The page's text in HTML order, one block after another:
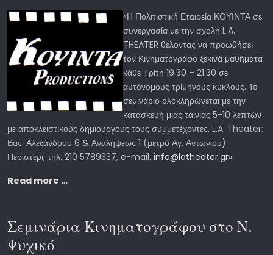
«Η Πολιτιστική Εταιρεία ΚΟΥΙΝΤΑ σε
συνεργασία με την σχολή L.A.
THEATER θέλοντας να προωθήσει
τον Κινηματογράφο ξεκινά μαθήματα
κάθε Τρίτη 19.30 – 21.30 σε
αυτόνομους τρίμηνους κύκλους. Το
σεμινάριο ολοκληρώνεται με την
κατασκευή μίας ταινίας 5-10 λεπτών
με αποκλειστικούς δημιουργούς τους συμμετέχοντες. L.A. Theater:
Βας. Αλεξάνδρου 6 & Αναλήψεως 1 (μετρό Αγ. Αντωνίου)
Περιστέρι, τηλ. 210 5789337, e-mail. info@latheater.gr»
Read more …
Σεμινάρια Κινηματογράφου στο Ν.
Ψυχικό